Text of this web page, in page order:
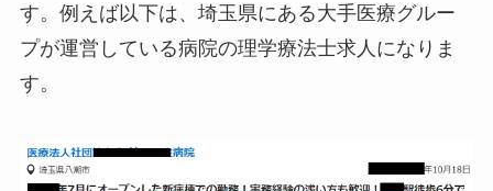
す。例えば以下は、埼玉県にある大手医療グルー
プが運営している病院の理学療法士求人になりま
す。